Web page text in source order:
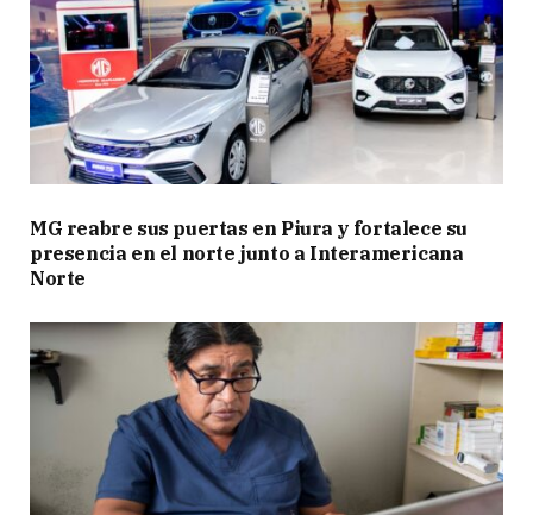
MG reabre sus puertas en Piura y fortalece su
presencia en el norte junto a Interamericana
Norte